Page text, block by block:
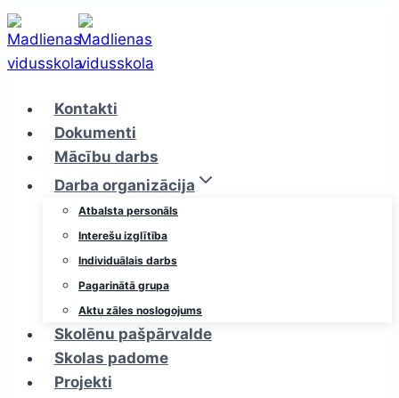
Skip
to
content
Kontakti
Dokumenti
Mācību darbs
Darba organizācija
Atbalsta personāls
Interešu izglītība
Individuālais darbs
Pagarinātā grupa
Aktu zāles noslogojums
Skolēnu pašpārvalde
Skolas padome
Projekti